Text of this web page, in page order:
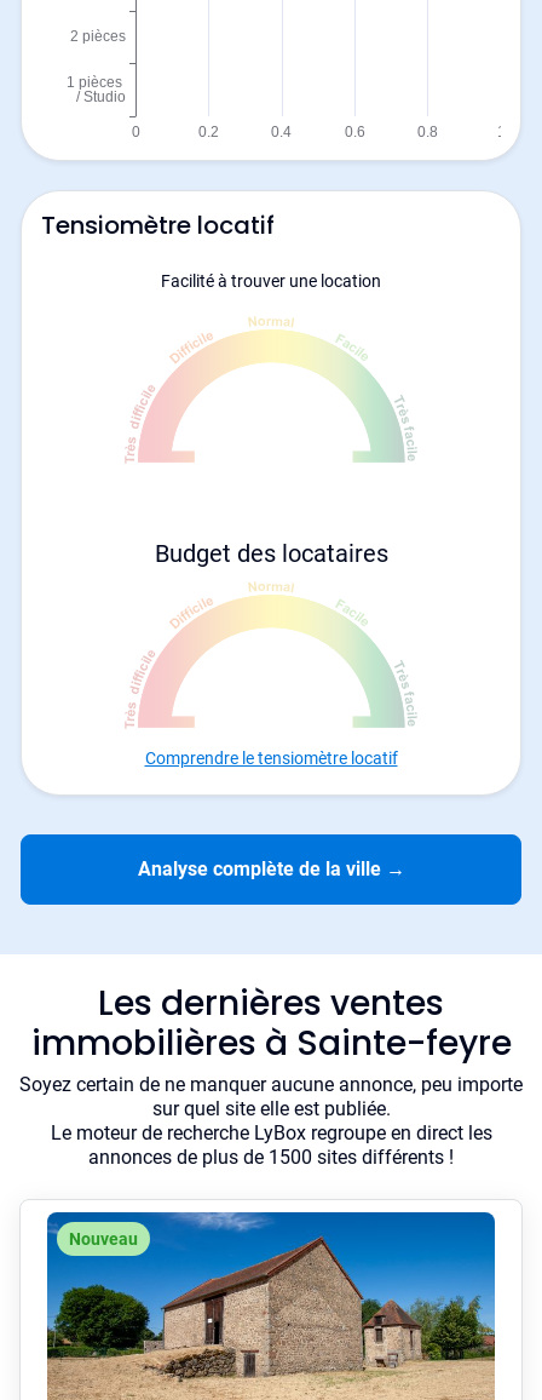
Tensiomètre locatif
Facilité à trouver une location
Budget des locataires
Comprendre le tensiomètre locatif
Analyse complète de la ville →
Les dernières ventes
immobilières à Sainte-feyre
Soyez certain de ne manquer aucune annonce, peu importe
sur quel site elle est publiée.
Le moteur de recherche LyBox regroupe en direct les
annonces de plus de 1500 sites différents !
Nouveau